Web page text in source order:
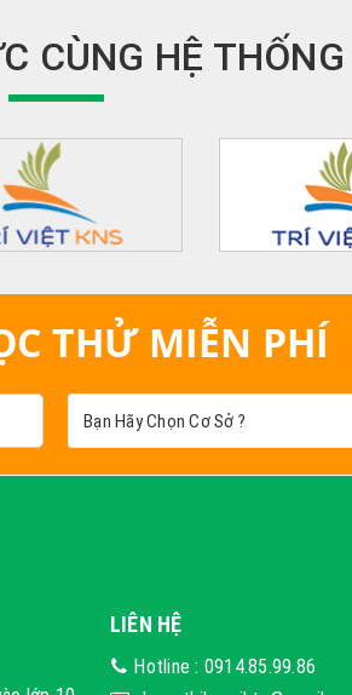
CÙNG HỆ THỐNG
THỬ MIỄN PHÍ
LIÊN HỆ
Hotline : 0914.85.99.86